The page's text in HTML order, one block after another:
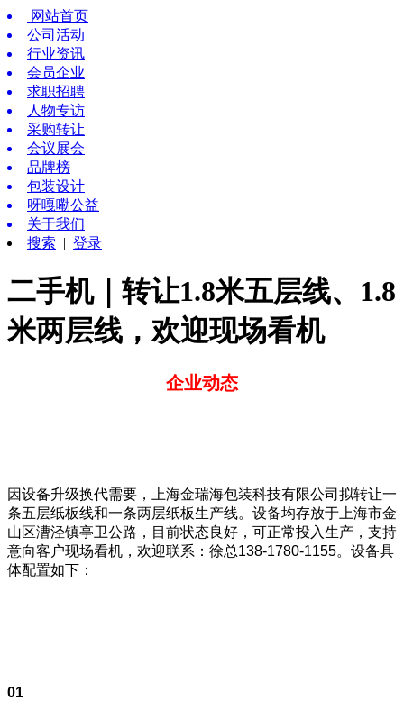
网站首页
公司活动
行业资讯
会员企业
求职招聘
人物专访
采购转让
会议展会
品牌榜
包装设计
呀嘎嘞公益
关于我们
搜索 | 登录
二手机｜转让1.8米五层线、1.8
米两层线，欢迎现场看机
企业动态
因设备升级换代需要，上海金瑞海包装科技有限公司拟转让一
条五层纸板线和一条两层纸板生产线。设备均存放于上海市金
山区漕泾镇亭卫公路，目前状态良好，可正常投入生产，支持
意向客户现场看机，欢迎联系：徐总138-1780-1155。设备具
体配置如下：
01